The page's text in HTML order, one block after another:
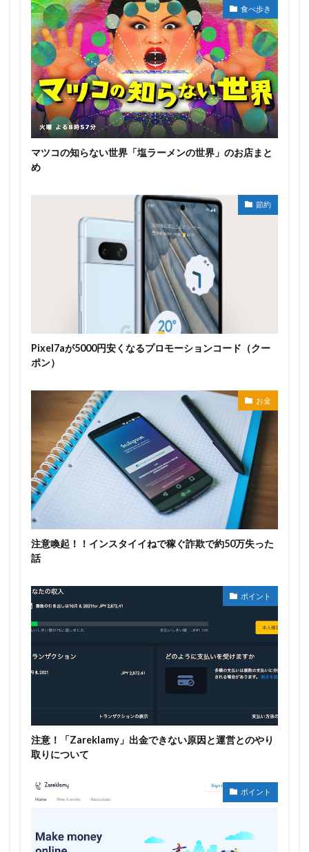
食べ歩き
マツコの知らない世界「塩ラーメンの世界」のお店まと
め
節約
Pixel7aが5000円安くなるプロモーションコード（クー
ポン）
お金
注意喚起！！インスタイイねで稼ぐ詐欺で約50万失った
話
ポイント
注意！「Zareklamy」出金できない原因と運営とのやり
取りについて
ポイント